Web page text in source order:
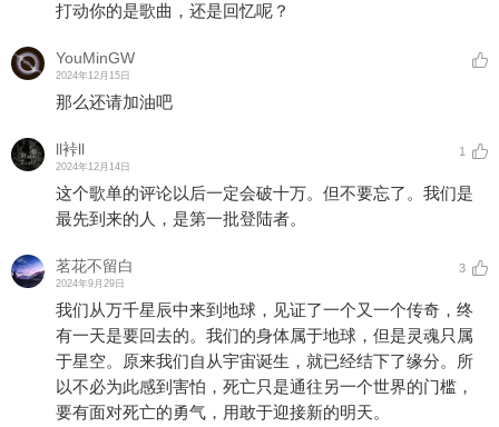
打动你的是歌曲，还是回忆呢？
YouMinGW
2024年12月15日
那么还请加油吧
ll裃ll
2024年12月14日
1
这个歌单的评论以后一定会破十万。但不要忘了。我们是
最先到来的人，是第一批登陆者。
茗花不留白
2024年9月29日
3
我们从万千星辰中来到地球，见证了一个又一个传奇，终
有一天是要回去的。我们的身体属于地球，但是灵魂只属
于星空。原来我们自从宇宙诞生，就已经结下了缘分。所
以不必为此感到害怕，死亡只是通往另一个世界的门槛，
要有面对死亡的勇气，用敢于迎接新的明天。